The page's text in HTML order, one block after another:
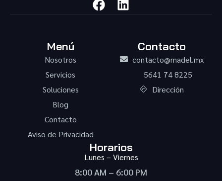
Menú
Nosotros
Servicios
Soluciones
Blog
Contacto
Aviso de Privacidad
Contacto
contacto@madel.mx
5641 74 8225
Dirección
Horarios
Lunes – Viernes
8:00 AM – 6:00 PM